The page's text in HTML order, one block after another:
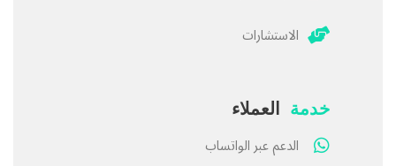
الاستشارات
خدمة العملاء
الدعم عبر الواتساب